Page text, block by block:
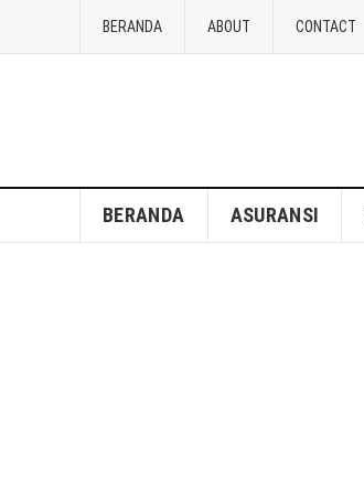
BERANDA ABOUT CONTACT
BERANDA ASURANSI